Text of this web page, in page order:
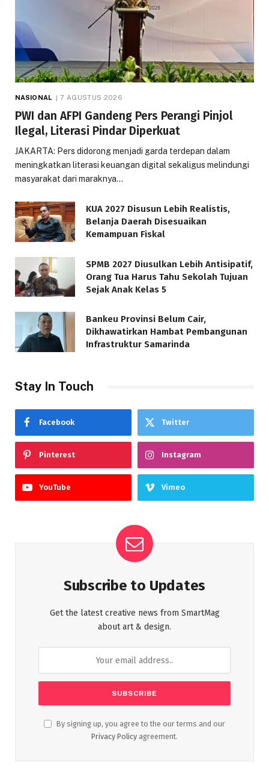
NASIONAL 7 AGUSTUS 2026
PWI dan AFPI Gandeng Pers Perangi Pinjol
Ilegal, Literasi Pindar Diperkuat
JAKARTA: Pers didorong menjadi garda terdepan dalam
meningkatkan literasi keuangan digital sekaligus melindungi
masyarakat dari maraknya…
KUA 2027 Disusun Lebih Realistis,
Belanja Daerah Disesuaikan
Kemampuan Fiskal
SPMB 2027 Diusulkan Lebih Antisipatif,
Orang Tua Harus Tahu Sekolah Tujuan
Sejak Anak Kelas 5
Bankeu Provinsi Belum Cair,
Dikhawatirkan Hambat Pembangunan
Infrastruktur Samarinda
Stay In Touch
Facebook Twitter
Pinterest Instagram
YouTube Vimeo
Subscribe to Updates
Get the latest creative news from SmartMag
about art & design.
By signing up, you agree to the our terms and our
Privacy Policy agreement.